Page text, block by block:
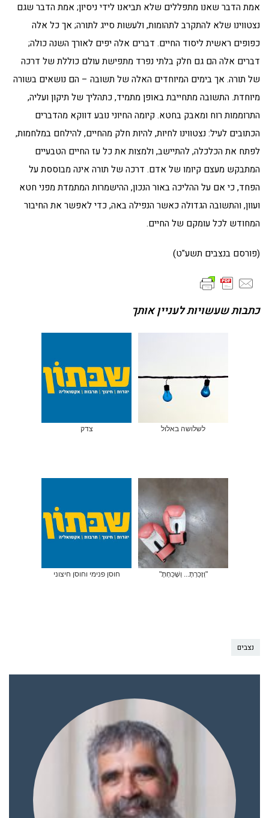
אמת הדבר שאנו מתפללים שלא תביאנו לידי ניסיון; אמת הדבר שגם
נצטווינו שלא להתקרב לתהומות, ולעשות סייג לתורה; אך כל אלה
כפופים ראשית ליסוד החיים. דברים אלה יפים לאורך השנה כולה;
דברים אלה הם גם חלק בלתי נפרד מתפישת עולם כוללת של דרכה
של תורה. אך בימים המיוחדים האלה של תשובה – הם נושאים בשורה
מיוחדת. התשובה מתחייבת באופן מתמיד, כתהליך של תיקון ועליה,
התרוממות רוח ומאבק בחטא. קיומה החיוני נובע דווקא מהדברים
הכתובים לעיל: נצטווינו לחיות, להיות חלק מהחיים, להילחם במלחמות,
לפתח את הכלכלה, להתיישב, ולמצות את כל עז החיים הטבעיים
המתבקש מעצם קיומו של אדם. דרכה של תורה אינה מבוססת על
הפחד, כי אם על ההליכה באור הנכון, ההישמרות המתמדת מפני חטא
ועוון, והתשובה הגדולה כאשר הנפילה באה, כדי לאפשר את החיבור
המחודש לכל עומקם של החיים.
(פורסם בנצבים תשע"ט)
כתבות שעשויות לעניין אותך
לשלושה באלול צדק
"וְזָכַרְתָּ... וְשָׁכַחְתָּ" חוסן פנימי וחוסן חיצוני
נצבים